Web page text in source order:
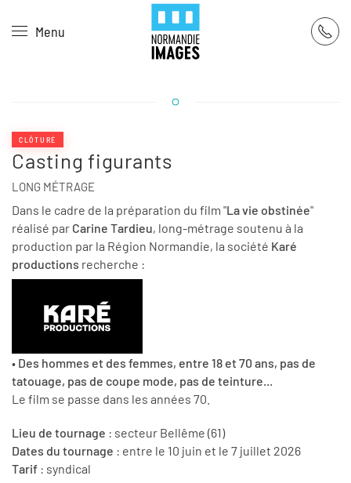
Skip to main content
Menu
CLÔTURÉ
Casting figurants
LONG MÉTRAGE
Dans le cadre de la préparation du film "La vie obstinée"
réalisé par Carine Tardieu, long-métrage soutenu à la
production par la Région Normandie, la société Karé
productions recherche :
• Des hommes et des femmes, entre 18 et 70 ans, pas de
tatouage, pas de coupe mode, pas de teinture...
Le film se passe dans les années 70.
Lieu de tournage : secteur Bellême (61)
Dates du tournage : entre le 10 juin et le 7 juillet 2026
Tarif : syndical
Panneau de gestion des cookies